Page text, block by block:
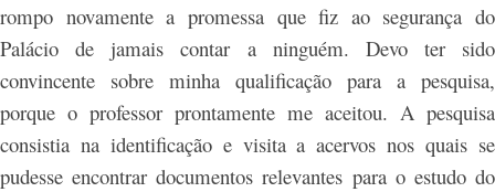
rompo novamente a promessa que fiz ao segurança do
Palácio de jamais contar a ninguém. Devo ter sido
convincente sobre minha qualificação para a pesquisa,
porque o professor prontamente me aceitou. A pesquisa
consistia na identificação e visita a acervos nos quais se
pudesse encontrar documentos relevantes para o estudo do